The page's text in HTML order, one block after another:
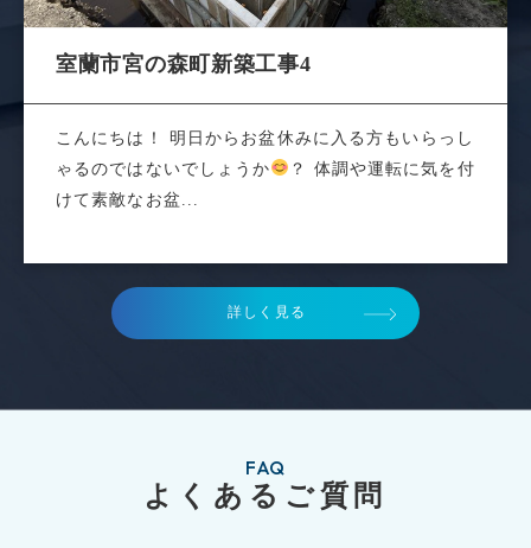
室蘭市宮の森町新築工事4
こんにちは！ 明日からお盆休みに入る方もいらっし
ゃるのではないでしょうか
？ 体調や運転に気を付
けて素敵なお盆...
詳しく見る
FAQ
よくあるご質問